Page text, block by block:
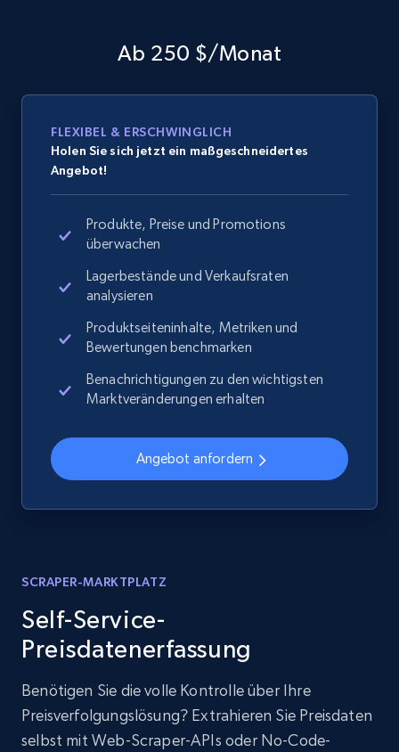
Ab 250 $/Monat
FLEXIBEL & ERSCHWINGLICH
Holen Sie sich jetzt ein maßgeschneidertes
Angebot!
Produkte, Preise und Promotions
überwachen
Lagerbestände und Verkaufsraten
analysieren
Produktseiteninhalte, Metriken und
Bewertungen benchmarken
Benachrichtigungen zu den wichtigsten
Marktveränderungen erhalten
Angebot anfordern
SCRAPER-MARKTPLATZ
Self-Service-
Preisdatenerfassung
Benötigen Sie die volle Kontrolle über Ihre
Preisverfolgungslösung? Extrahieren Sie Preisdaten
selbst mit Web-Scraper-APIs oder No-Code-